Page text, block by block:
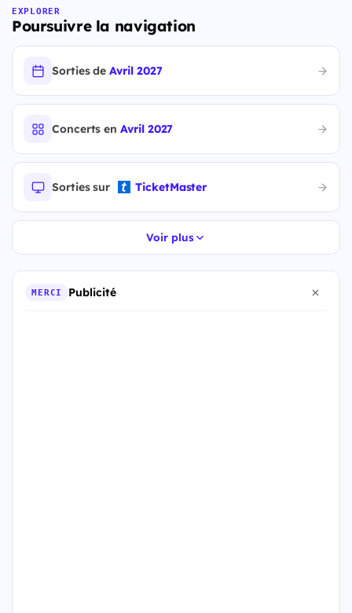
EXPLORER
Poursuivre la navigation
Sorties deAvril 2027
Concerts enAvril 2027
Sorties sur TicketMaster
Voir plus
MERCI Publicité